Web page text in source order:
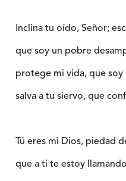
Inclina tu oído, Señor;
que soy un pobre
protege mi vida, que soy
salva a tu siervo, que
Tú eres mi Dios, piedad
que a ti te estoy